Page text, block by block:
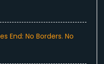
End: No Borders. No